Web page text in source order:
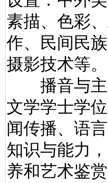
素描、色彩
作、民间民
摄影技术等。
播音与主
文学学士学
闻传播、语
知识与能力
养和艺术鉴